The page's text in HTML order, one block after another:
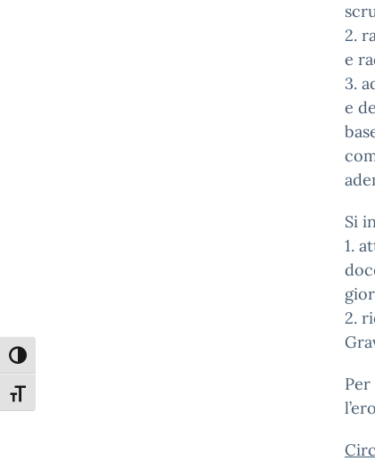
Attiva/disattiva alto contrasto
Attiva/disattiva dimensione testo
2.
e
3.
e
Si
1.
2.